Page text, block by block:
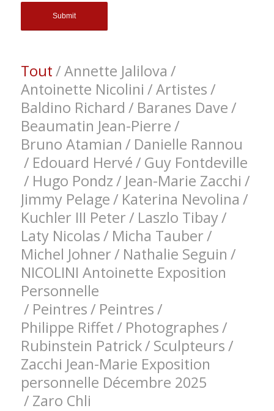
Tout/Annette Jalilova /
Antoinette Nicolini /Artistes/
Baldino Richard / Baranes Dave/
Beaumatin Jean-Pierre/
Bruno Atamian / Danielle Rannou
/ Edouard Hervé/ Guy Fontdeville
/ Hugo Pondz/ Jean-Marie Zacchi /
Jimmy Pelage/ Katerina Nevolina /
Kuchler III Peter/ Laszlo Tibay/
Laty Nicolas/ Micha Tauber/
Michel Johner/ Nathalie Seguin /
NICOLINI Antoinette Exposition
Personnelle
/ Peintres/ Peintres/
Philippe Riffet/ Photographes/
Rubinstein Patrick/ Sculpteurs/
Zacchi Jean-Marie Exposition
personnelle Décembre 2025
/ Zaro Chli